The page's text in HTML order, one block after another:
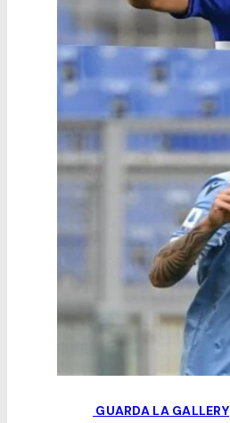
GUARDA LA GALLERY